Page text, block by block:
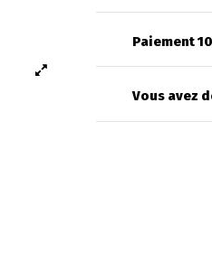
Paiement
Vous avez